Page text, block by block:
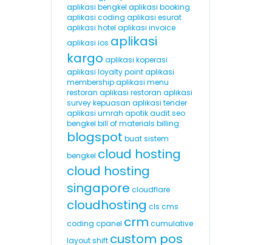
aplikasi bengkel aplikasi booking
aplikasi coding aplikasi esurat
aplikasi hotel aplikasi invoice
aplikasi ios aplikasi
kargo aplikasi koperasi
aplikasi loyalty point aplikasi
membership aplikasi menu
restoran aplikasi restoran aplikasi
survey kepuasan aplikasi tender
aplikasi umrah apotik audit seo
bengkel bill of materials billing
blogspot buat sistem
bengkel cloud hosting
cloud hosting
singapore cloudflare
cloudhosting cls cms
coding cpanel crm cumulative
layout shift custom pos